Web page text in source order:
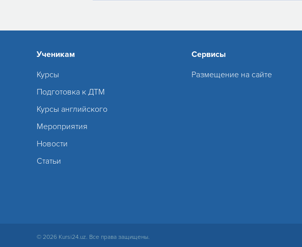
Ученикам
Курсы
Подготовка к ДТМ
Курсы английского
Мероприятия
Новости
Статьи
Сервисы
Размещение на сайте
© 2026 Kursi24.uz. Все права защищены.